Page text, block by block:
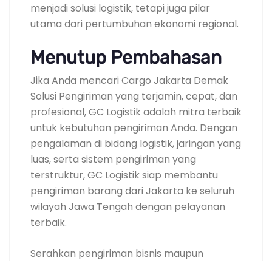
menjadi solusi logistik, tetapi juga pilar
utama dari pertumbuhan ekonomi regional.
Menutup Pembahasan
Jika Anda mencari Cargo Jakarta Demak
Solusi Pengiriman yang terjamin, cepat, dan
profesional, GC Logistik adalah mitra terbaik
untuk kebutuhan pengiriman Anda. Dengan
pengalaman di bidang logistik, jaringan yang
luas, serta sistem pengiriman yang
terstruktur, GC Logistik siap membantu
pengiriman barang dari Jakarta ke seluruh
wilayah Jawa Tengah dengan pelayanan
terbaik.
Serahkan pengiriman bisnis maupun